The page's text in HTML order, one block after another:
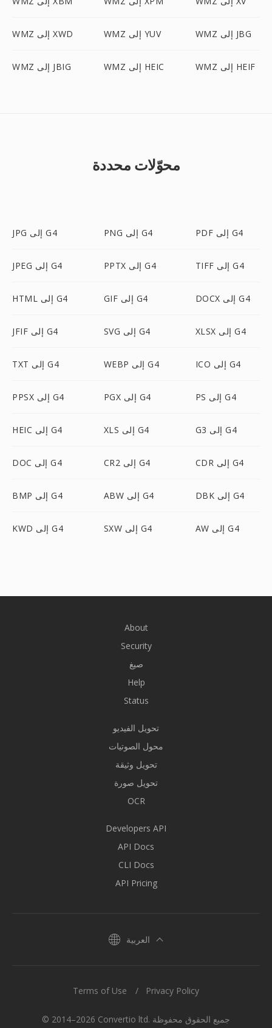
WMZ إلى XWD WMZ إلى YUV WMZ إلى JBG
WMZ إلى JBIG WMZ إلى HEIC WMZ إلى HEIF
محوّلات محددة
JPG إلى G4 PNG إلى G4 PDF إلى G4
JPEG إلى G4 PPTX إلى G4 TIFF إلى G4
HTML إلى G4 GIF إلى G4 DOCX إلى G4
JFIF إلى G4 SVG إلى G4 XLSX إلى G4
TXT إلى G4 WEBP إلى G4 ICO إلى G4
PPSX إلى G4 PGX إلى G4 PS إلى G4
HEIC إلى G4 XLS إلى G4 G3 إلى G4
DOC إلى G4 CR2 إلى G4 CDR إلى G4
BMP إلى G4 ABW إلى G4 DBK إلى G4
KWD إلى G4 SXW إلى G4 AW إلى G4
About
Security
صيغ
Help
Status
تحويل الفيديو
محول الصوتيات
تحويل وثيقة
تحويل صورة
OCR
Developers API
API Docs
CLI Docs
API Pricing
العربية
© 2014–2026 Convertio ltd. جميع الحقوق محفوظة
Terms of Use Privacy Policy